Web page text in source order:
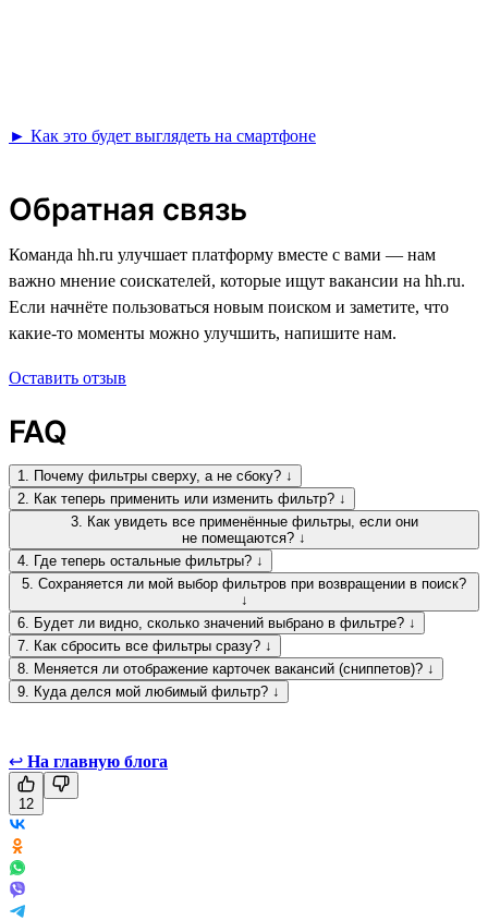
► Как это будет выглядеть на смартфоне
Обратная связь
Команда hh.ru улучшает платформу вместе с вами — нам
важно мнение соискателей, которые ищут вакансии на hh.ru.
Если начнёте пользоваться новым поиском и заметите, что
какие-то моменты можно улучшить, напишите нам.
Оставить отзыв
FAQ
1. Почему фильтры сверху, а не сбоку? ↓
2. Как теперь применить или изменить фильтр? ↓
3. Как увидеть все применённые фильтры, если они
не помещаются? ↓
4. Где теперь остальные фильтры? ↓
5. Сохраняется ли мой выбор фильтров при возвращении в поиск?
↓
6. Будет ли видно, сколько значений выбрано в фильтре? ↓
7. Как сбросить все фильтры сразу? ↓
8. Меняется ли отображение карточек вакансий (сниппетов)? ↓
9. Куда делся мой любимый фильтр? ↓
↩ На главную блога
12